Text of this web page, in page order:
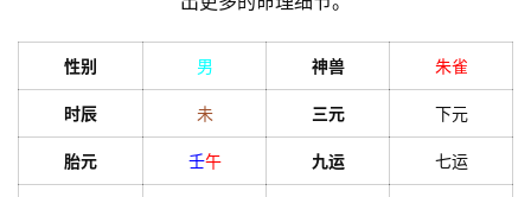
性别 男 神兽 朱雀
时辰 未 三元 下元
胎元 壬午 九运 七运